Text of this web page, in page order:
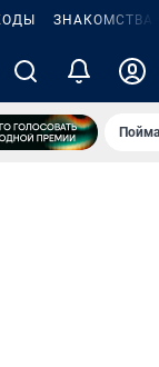
ЗНАКОМСТВА